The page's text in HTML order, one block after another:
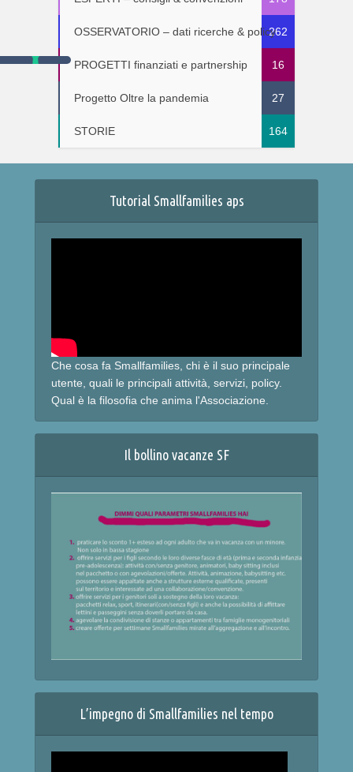
OSSERVATORIO – dati ricerche & policy262
PROGETTI finanziati e partnership 16
Progetto Oltre la pandemia 27
STORIE 164
Tutorial Smallfamilies aps
Che cosa fa Smallfamilies, chi è il suo principale
utente, quali le principali attività, servizi, policy.
Qual è la filosofia che anima l'Associazione.
Il bollino vacanze SF
L’impegno di Smallfamilies nel tempo